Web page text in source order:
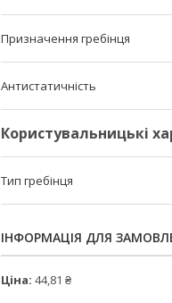
Призначення гребінця
Антистатичність
Користувальницькі
Тип гребінця
ІНФОРМАЦІЯ ДЛЯ
Ціна: 44,81 ₴